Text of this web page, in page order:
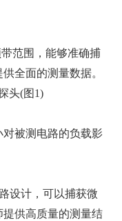
范围，能够准确捕
全面的测量数据。
被测电路的负载影
设计，可以捕获微
供高质量的测量结